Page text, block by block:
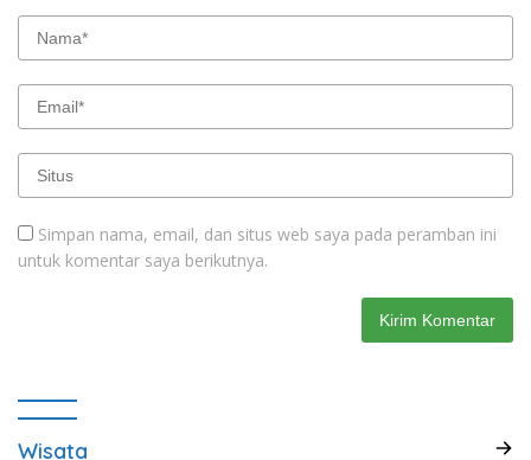
Simpan nama, email, dan situs web saya pada peramban ini
untuk komentar saya berikutnya.
Wisata